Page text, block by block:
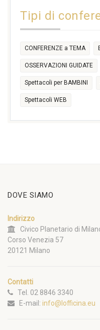
17:30
Tipi di
CONFERENZE a TEMA
OSSERVAZIONI GUIDATE
Spettacoli per BAMBINI
Spettacoli WEB
DOVE SIAMO
Indirizzo
Civico Planetario di
Corso Venezia 57
20121 Milano
Contatti
Tel. 02 8846 3340
E-mail: info@lofficina.eu